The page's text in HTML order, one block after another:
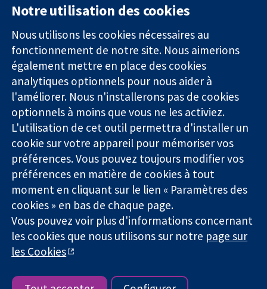
Des données
probantes.
Des décisions
éclairées.
Une meilleure
santé.
11-13 Cavendish
Square
Londres
W1G0AN
Royaume-Uni
nous
Actualités
Service de
presse
Qui sommes-
nous
Offres
d'emploi
Library
La Collaboration Cochrane est une association caritative (n°
1045921) et une société à responsabilité limitée par garantie (n°
03044323) enregistrée en Angleterre et au Pays de Galles. Numéro
de TVA : GB 718 2127 49.
Copyright © 2026 The Cochrane Collaboration
Conditions Générales|Mentions légales|Politique de
confidentialité|Politique d'usage des cookies
Notre utilisation des cookies
Nous utilisons les cookies nécessaires au
fonctionnement de notre site. Nous aimerions
également mettre en place des cookies
analytiques optionnels pour nous aider à
l'améliorer. Nous n'installerons pas de cookies
optionnels à moins que vous ne les activiez.
L'utilisation de cet outil permettra d'installer un
cookie sur votre appareil pour mémoriser vos
préférences. Vous pouvez toujours modifier vos
préférences en matière de cookies à tout
moment en cliquant sur le lien « Paramètres des
cookies » en bas de chaque page.
Vous pouvez voir plus d'informations concernant
les cookies que nous utilisons sur notre page sur
les Cookies